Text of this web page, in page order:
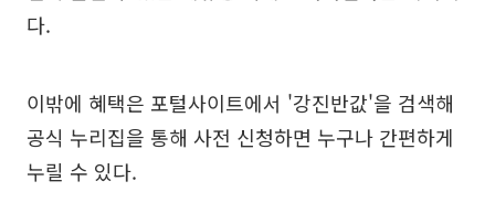
다.
이밖에 혜택은 포털사이트에서 '강진반값'을 검색해
공식 누리집을 통해 사전 신청하면 누구나 간편하게
누릴 수 있다.